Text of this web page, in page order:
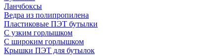
Ланчбоксы
Ведра из полипропилена
Пластиковые ПЭТ бутылки
С узким горлышком
С широким горлышком
Крышки ПЭТ для бутылок